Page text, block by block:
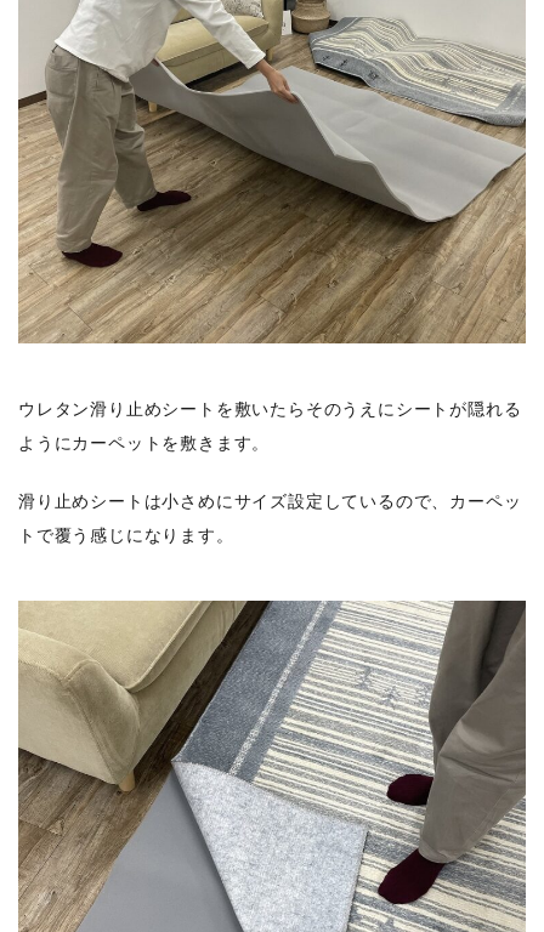
ウレタン滑り止めシートを敷いたらそのうえにシートが隠れる
ようにカーペットを敷きます。
滑り止めシートは小さめにサイズ設定しているので、カーペッ
トで覆う感じになります。